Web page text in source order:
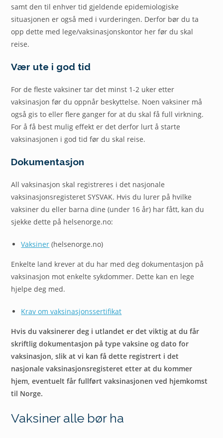
samt den til enhver tid gjeldende epidemiologiske
situasjonen er også med i vurderingen. Derfor bør du ta
opp dette med lege/vaksinasjonskontor her før du skal
reise.
Vær ute i god tid
For de fleste vaksiner tar det minst 1-2 uker etter
vaksinasjon før du oppnår beskyttelse. Noen vaksiner må
også gis to eller flere ganger for at du skal få full virkning.
For å få best mulig effekt er det derfor lurt å starte
vaksinasjonen i god tid før du skal reise.
Dokumentasjon
All vaksinasjon skal registreres i det nasjonale
vaksinasjonsregisteret SYSVAK. Hvis du lurer på hvilke
vaksiner du eller barna dine (under 16 år) har fått, kan du
sjekke dette på helsenorge.no:
Vaksiner (helsenorge.no)
Enkelte land krever at du har med deg dokumentasjon på
vaksinasjon mot enkelte sykdommer. Dette kan en lege
hjelpe deg med.
Krav om vaksinasjonssertifikat
Hvis du vaksinerer deg i utlandet er det viktig at du får
skriftlig dokumentasjon på type vaksine og dato for
vaksinasjon, slik at vi kan få dette registrert i det
nasjonale vaksinasjonsregisteret etter at du kommer
hjem, eventuelt får fullført vaksinasjonen ved hjemkomst
til Norge.
Vaksiner alle bør ha